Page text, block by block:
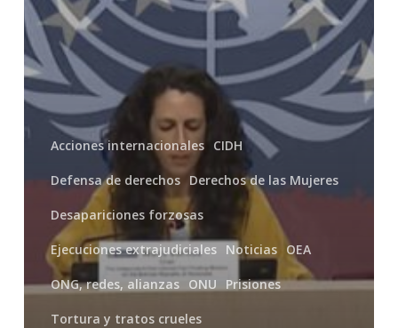
de
seguridad
Acciones internacionales CIDH
Defensa de derechos Derechos de las Mujeres
Desapariciones forzosas
Ejecuciones extrajudiciales Noticias OEA
ONG, redes, alianzas ONU Prisiones
Tortura y tratos crueles